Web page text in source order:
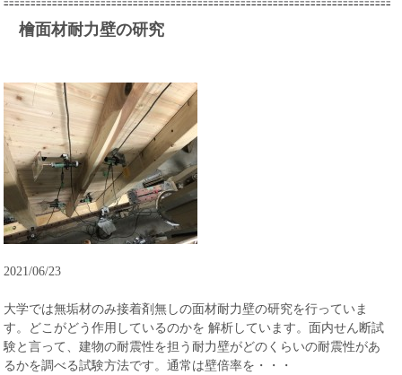
檜面材耐力壁の研究
2021/06/23
大学では無垢材のみ接着剤無しの面材耐力壁の研究を行っていま
す。どこがどう作用しているのかを 解析しています。面内せん断試
験と言って、建物の耐震性を担う耐力壁がどのくらいの耐震性があ
るかを調べる試験方法です。通常は壁倍率を・・・